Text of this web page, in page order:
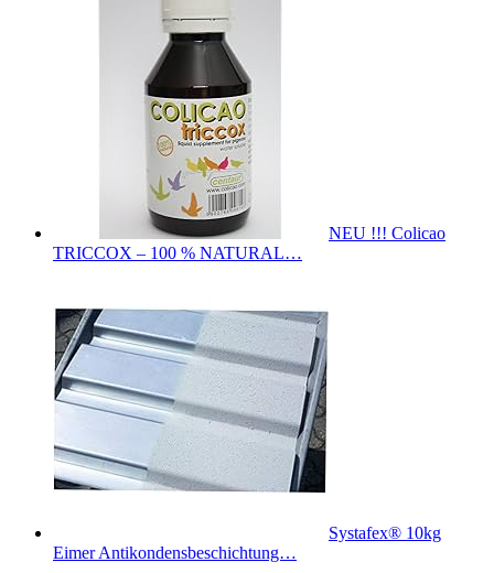
NEU !!! Colicao
TRICCOX – 100 % NATURAL…
Systafex® 10kg
Eimer Antikondensbeschichtung…